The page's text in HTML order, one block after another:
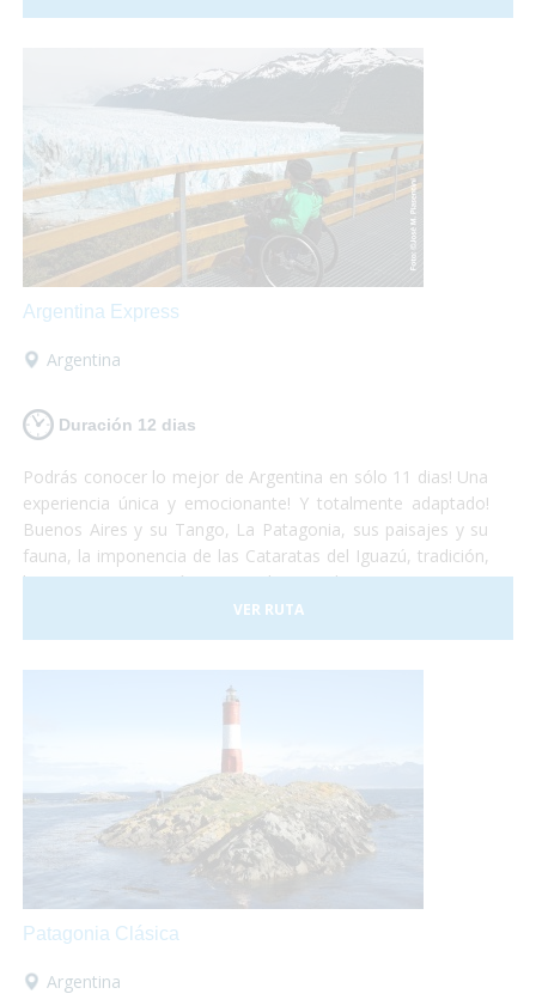
presencia de las ballenas a tu alrededor y podrás disfrutar
animas? Turismo accesible con todas las garantías!
Argentina Express
Argentina
Duración 12 dias
Podrás conocer lo mejor de Argentina en sólo 11 dias! Una
experiencia única y emocionante! Y totalmente adaptado!
Buenos Aires y su Tango, La Patagonia, sus paisajes y su
fauna, la imponencia de las Cataratas del Iguazú, tradición,
historia, gastronomía y naturaleza, todo se conjuga para
hacer de este viaje una vivencia inolvidable! Anímate a
sumergirte en este maravilloso país. Nosotros te llevamos!
VER RUTA
Patagonia Clásica
Argentina